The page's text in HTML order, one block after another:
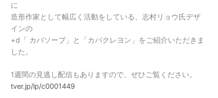
に
造形作家として幅広く活動をしている、志村リョウ氏デザ
インの
+d「 カバソープ」 と「カバクレヨン」をご紹介いただきま
した。
1週間の見逃し配信もありますので、ぜひご覧ください。
tver.jp/lp/c0001449